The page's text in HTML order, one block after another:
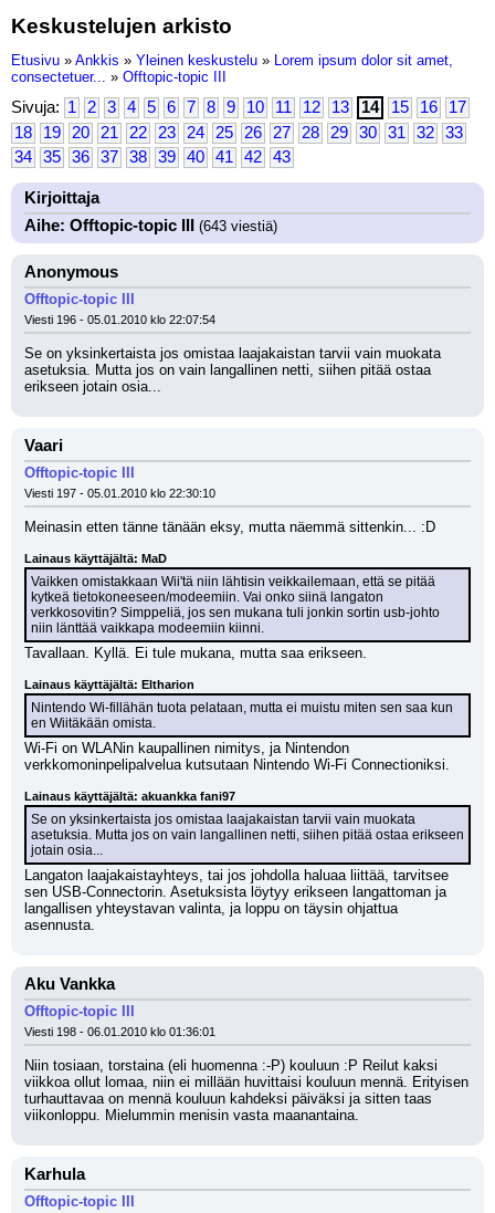
Keskustelujen arkisto
Etusivu » Ankkis » Yleinen keskustelu » Lorem ipsum dolor sit amet,
consectetuer... » Offtopic-topic III
Sivuja: 1 2 3 4 5 6 7 8 9 10 11 12 13 14 15 16
17
18
19 20 21 22 23 24 25 26 27 28 29 30 31 32
33
34
35 36 37 38 39 40 41 42 43
Kirjoittaja
Aihe: Offtopic-topic III
(643 viestiä)
Anonymous
Offtopic-topic III
Viesti 196 - 05.01.2010 klo 22:07:54
Se on yksinkertaista jos omistaa laajakaistan tarvii vain muokata
asetuksia. Mutta jos on vain langallinen netti, siihen pitää ostaa
erikseen jotain osia...
Vaari
Offtopic-topic III
Viesti 197 - 05.01.2010 klo 22:30:10
Meinasin etten tänne tänään eksy, mutta näemmä sittenkin... :D
Lainaus käyttäjältä: MaD
Vaikken omistakkaan Wii'tä niin lähtisin veikkailemaan, että se pitää
kytkeä tietokoneeseen/modeemiin. Vai onko siinä langaton
verkkosovitin? Simppeliä, jos sen mukana tuli jonkin sortin usb-johto
niin länttää vaikkapa modeemiin kiinni.
Tavallaan. Kyllä. Ei tule mukana, mutta saa erikseen.
Lainaus käyttäjältä: Eltharion
Nintendo Wi-fillähän tuota pelataan, mutta ei muistu miten sen saa kun
en Wiitäkään omista.
Wi-Fi on WLANin kaupallinen nimitys, ja Nintendon
verkkomoninpelipalvelua kutsutaan Nintendo Wi-Fi Connectioniksi.
Lainaus käyttäjältä: akuankka fani97
Se on yksinkertaista jos omistaa laajakaistan tarvii vain muokata
asetuksia. Mutta jos on vain langallinen netti, siihen pitää ostaa erikseen
jotain osia...
Langaton laajakaistayhteys, tai jos johdolla haluaa liittää, tarvitsee
sen USB-Connectorin. Asetuksista löytyy erikseen langattoman ja
langallisen yhteystavan valinta, ja loppu on täysin ohjattua
asennusta.
Aku Vankka
Offtopic-topic III
Viesti 198 - 06.01.2010 klo 01:36:01
Niin tosiaan, torstaina (eli huomenna :-P) kouluun :P Reilut kaksi
viikkoa ollut lomaa, niin ei millään huvittaisi kouluun mennä. Erityisen
turhauttavaa on mennä kouluun kahdeksi päiväksi ja sitten taas
viikonloppu. Mielummin menisin vasta maanantaina.
Karhula
Offtopic-topic III